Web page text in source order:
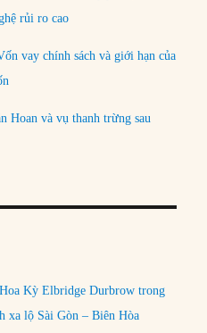
rủi ro cao
vay chính sách và giới hạn của
Hoan và vụ thanh trừng sau
Kỳ Elbridge Durbrow trong
xa lộ Sài Gòn – Biên Hòa